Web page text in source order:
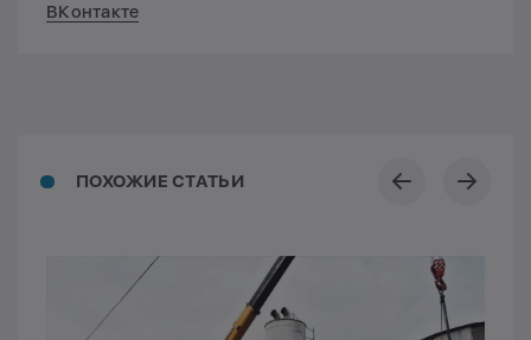
ВКонтакте
ПОХОЖИЕ СТАТЬИ